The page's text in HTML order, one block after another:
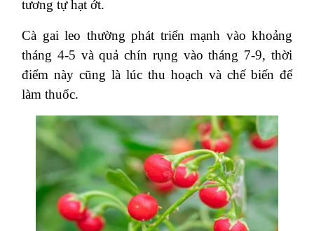
tương tự hạt ớt.
Cà gai leo thường phát triển mạnh vào khoảng
tháng 4-5 và quả chín rụng vào tháng 7-9, thời
điểm này cũng là lúc thu hoạch và chế biến để
làm thuốc.